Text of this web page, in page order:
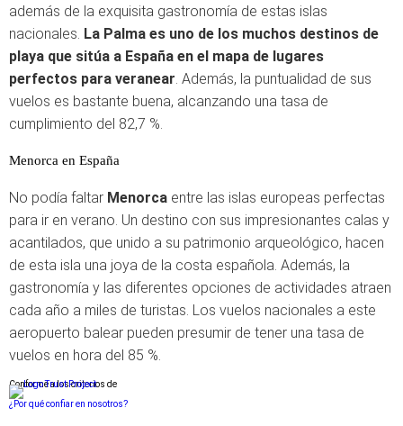
además de la exquisita gastronomía de estas islas
nacionales. La Palma es uno de los muchos destinos de
playa que sitúa a España en el mapa de lugares
perfectos para veranear. Además, la puntualidad de sus
vuelos es bastante buena, alcanzando una tasa de
cumplimiento del 82,7 %.
Menorca en España
No podía faltar Menorca entre las islas europeas perfectas
para ir en verano. Un destino con sus impresionantes calas y
acantilados, que unido a su patrimonio arqueológico, hacen
de esta isla una joya de la costa española. Además, la
gastronomía y las diferentes opciones de actividades atraen
cada año a miles de turistas. Los vuelos nacionales a este
aeropuerto balear pueden presumir de tener una tasa de
vuelos en hora del 85 %.
Conforme a los criterios de
¿Por qué confiar en nosotros?